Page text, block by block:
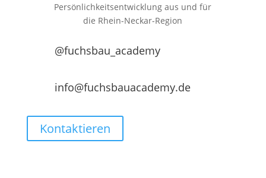
Persönlichkeitsentwicklung aus und für
die Rhein-Neckar-Region
@fuchsbau_academy
info@fuchsbauacademy.de
Kontaktieren